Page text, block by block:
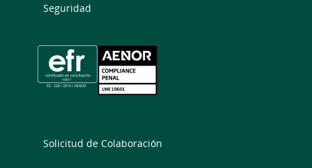
Seguridad
Solicitud de Colaboración